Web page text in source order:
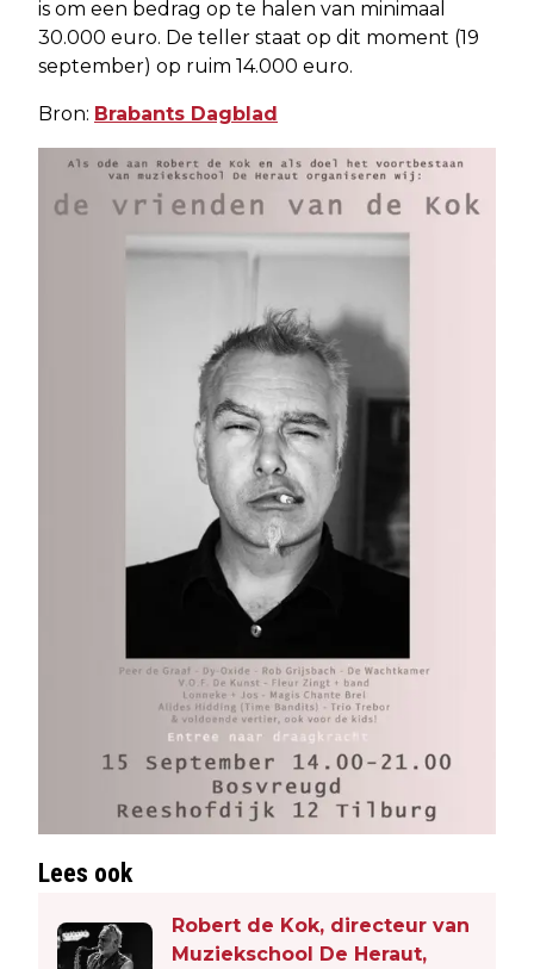
is om een bedrag op te halen van minimaal
30.000 euro. De teller staat op dit moment (19
september) op ruim 14.000 euro.
Bron: Brabants Dagblad
Lees ook
Robert de Kok, directeur van
Muziekschool De Heraut,